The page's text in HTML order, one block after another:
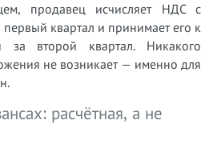
продавец исчисляет НДС с
квартал и принимает его к
за второй квартал. Никакого
не возникает — именно для
расчётная, а не